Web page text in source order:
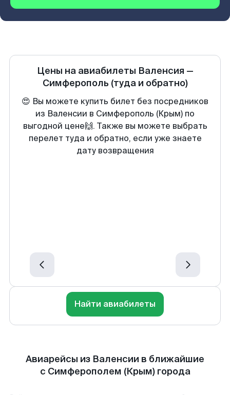
Цены на авиабилеты Валенсия —
Симферополь (туда и обратно)
😍 Вы можете купить билет без посредников
из Валенсии в Симферополь (Крым) по
выгодной цене🙌. Также вы можете выбрать
перелет туда и обратно, если уже знаете
дату возвращения
Найти авиабилеты
Авиарейсы из Валенсии в ближайшие
с Симферополем (Крым) города